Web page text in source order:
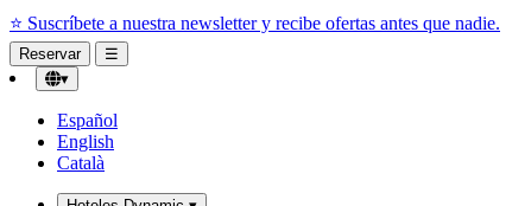
📅 Tarifa larga estancia.Quédate semanas o meses con precio especial.
Reservar
☰
▾
Español
English
Català
Hoteles Dynamic▾